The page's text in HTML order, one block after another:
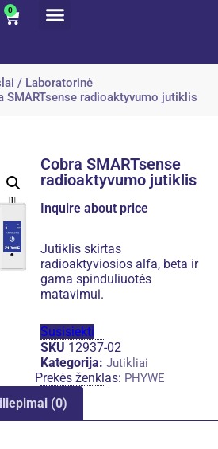
0
/ Laboratorinė
SMARTsense radioaktyvumo jutiklis
Cobra SMARTsense
radioaktyvumo jutiklis
Inquire about price
Jutiklis skirtas
radioaktyviosios alfa, beta ir
gama spinduliuotės
matavimui.
Susisiekti
SKU 12937-02
Kategorija: Jutikliai
Prekės ženklas: PHYWE
(0)